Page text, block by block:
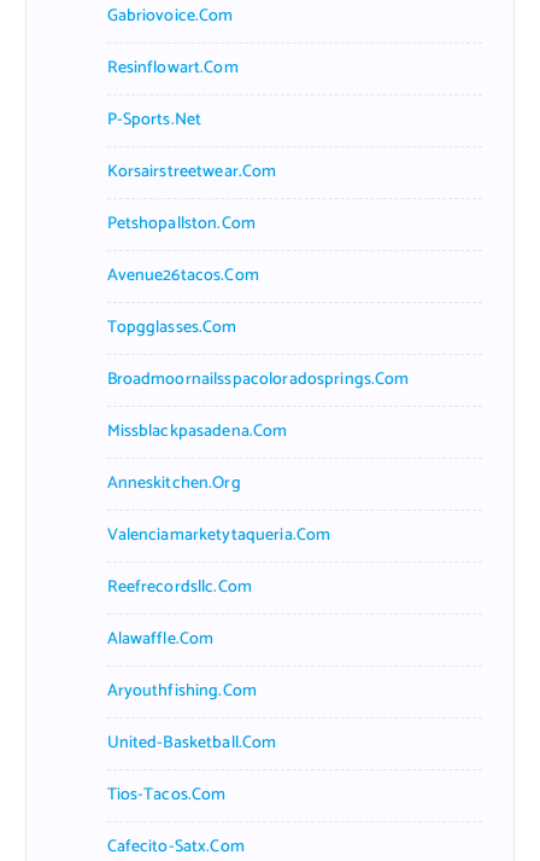
Gabriovoice.com
Resinflowart.com
P-Sports.net
Korsairstreetwear.com
Petshopallston.com
Avenue26tacos.com
Topgglasses.com
Broadmoornailsspacoloradosprings.com
Missblackpasadena.com
Anneskitchen.org
Valenciamarketytaqueria.com
Reefrecordsllc.com
Alawaffle.com
Aryouthfishing.com
United-Basketball.com
Tios-Tacos.com
Cafecito-Satx.com